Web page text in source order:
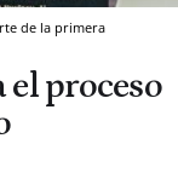
de la primera
el proceso